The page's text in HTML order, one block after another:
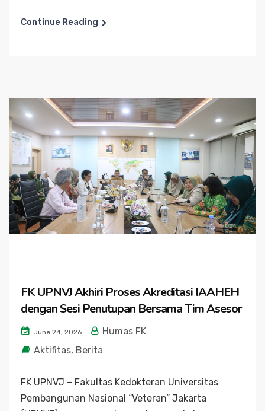
Continue Reading
FK UPNVJ Akhiri Proses Akreditasi IAAHEH
dengan Sesi Penutupan Bersama Tim Asesor
June 24, 2026
Humas FK
Aktifitas, Berita
FK UPNVJ – Fakultas Kedokteran Universitas
Pembangunan Nasional “Veteran” Jakarta